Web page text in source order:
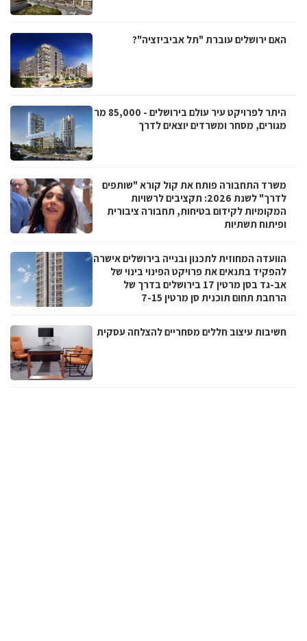
האם ירושלים עוברת "תל אביביזציה"?
היתר לפרויקט עיר עולם בירושלים - 85,000 מר
מגורים, מסחר ומשרדים יוצאים לדרך
משרד התחבורה פותח את קול קורא "שותפים
לדרך" לשנת 2026: תקציבים לרשויות
המקומיות לקידום בטיחות, תחבורה ציבורית
ופיתוח תשתיות
הוועדה המחוזית לתכנון ובנייה בירושלים אישרה
להפקיד בתנאים את פרויקט הפינוי בינוי של
אב-גד בסן מרטין 17 בירושלים בדרך של
הרחבת תחום תוכנית סן מרטין 7-15
חשיבות עיצוב חללים מסחריים להצלחה עסקית